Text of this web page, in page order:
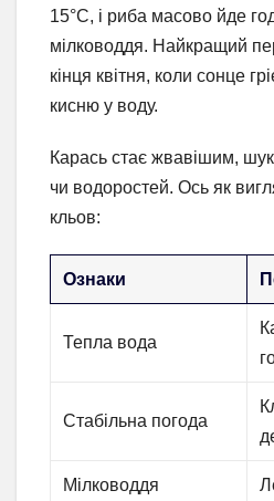
15°C, і риба масово йде
мілководдя. Найкращий
кінця квітня, коли сонце
кисню у воду.
Карась стає жвавішим,
чи водоростей. Ось як
кльов:
Ознаки
Тепла вода
Стабільна погода
Мілководдя